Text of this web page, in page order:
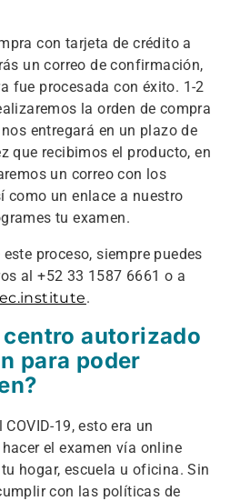
con tarjeta de crédito a
un correo de confirmación,
fue procesada con éxito. 1-2
la orden de compra
entregará en un plazo de
que recibimos el producto, en
un correo con los
como un enlace a nuestro
tu examen.
proceso, siempre puedes
al +52 33 1587 6661 o a
.
autorizado
para poder
19, esto era un
el examen vía online
hogar, escuela u oficina. Sin
con las políticas de